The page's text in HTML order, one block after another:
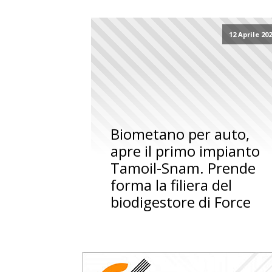
12 Aprile
Biometano per auto,
apre il primo impianto
Tamoil-Snam. Prende
forma la filiera del
biodigestore di Force